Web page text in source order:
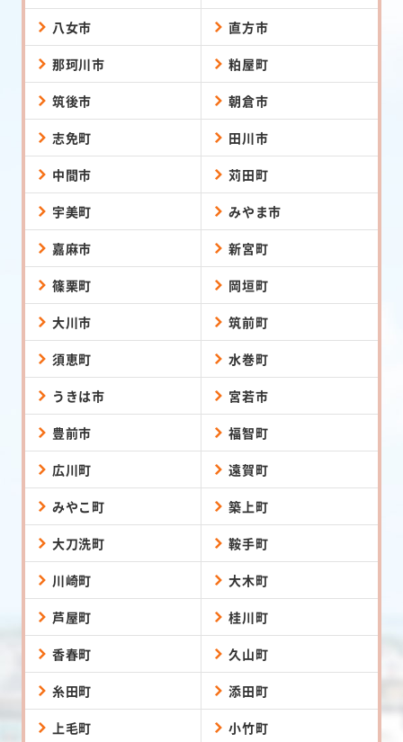
八女市 直方市
那珂川市 粕屋町
筑後市 朝倉市
志免町 田川市
中間市 苅田町
宇美町 みやま市
嘉麻市 新宮町
篠栗町 岡垣町
大川市 筑前町
須恵町 水巻町
うきは市 宮若市
豊前市 福智町
広川町 遠賀町
みやこ町 築上町
大刀洗町 鞍手町
川崎町 大木町
芦屋町 桂川町
香春町 久山町
糸田町 添田町
上毛町 小竹町